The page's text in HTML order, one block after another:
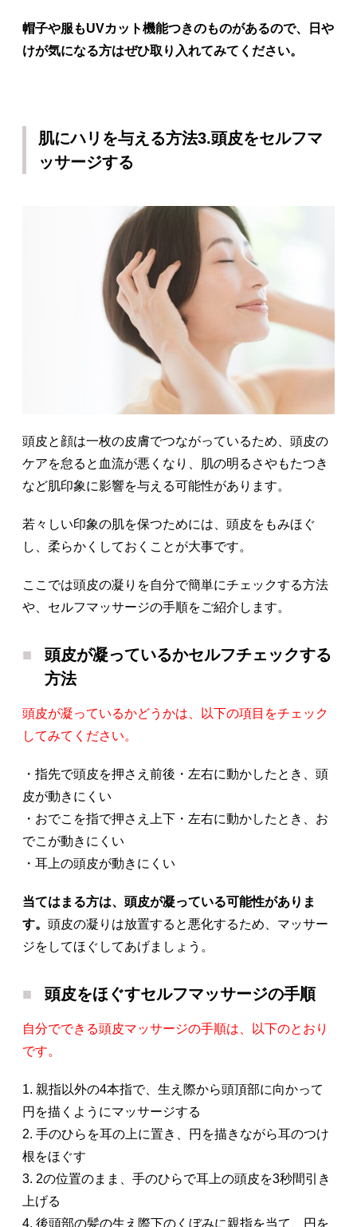
帽子や服もUVカット機能つきのものがあるので、日や
けが気になる方はぜひ取り入れてみてください。
肌にハリを与える方法3.頭皮をセルフマ
ッサージする
頭皮と顔は一枚の皮膚でつながっているため、頭皮の
ケアを怠ると血流が悪くなり、肌の明るさやもたつき
など肌印象に影響を与える可能性があります。
若々しい印象の肌を保つためには、頭皮をもみほぐ
し、柔らかくしておくことが大事です。
ここでは頭皮の凝りを自分で簡単にチェックする方法
や、セルフマッサージの手順をご紹介します。
頭皮が凝っているかセルフチェックする
方法
頭皮が凝っているかどうかは、以下の項目をチェック
してみてください。
・指先で頭皮を押さえ前後・左右に動かしたとき、頭
皮が動きにくい
・おでこを指で押さえ上下・左右に動かしたとき、お
でこが動きにくい
・耳上の頭皮が動きにくい
当てはまる方は、頭皮が凝っている可能性がありま
す。 頭皮の凝りは放置すると悪化するため、マッサー
ジをしてほぐしてあげましょう。
頭皮をほぐすセルフマッサージの手順
自分でできる頭皮マッサージの手順は、以下のとおり
です。
1. 親指以外の4本指で、生え際から頭頂部に向かって
円を描くようにマッサージする
2. 手のひらを耳の上に置き、円を描きながら耳のつけ
根をほぐす
3. 2の位置のまま、手のひらで耳上の頭皮を3秒間引き
上げる
4. 後頭部の髪の生え際下のくぼみに親指を当て、円を